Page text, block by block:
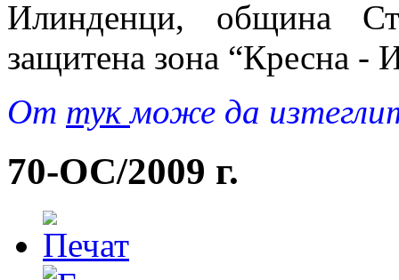
Илинденци, община
защитена зона “Кресна -
Oт тукможе да
70-ОС/2009 г.